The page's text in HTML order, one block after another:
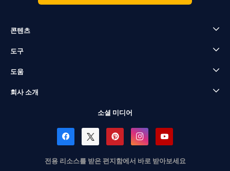
콘텐츠
도구
도움
회사 소개
소셜 미디어
전용 리소스를 받은 편지함에서 바로 받아보세요